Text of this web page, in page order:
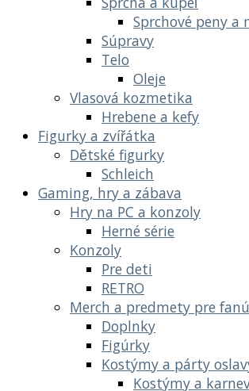
Sprchové peny a
Súpravy
Telo
Oleje
Vlasová kozmetika
Hrebene a kefy
Figurky a zvířátka
Dětské figurky
Schleich
Gaming, hry a zábava
Hry na PC a konzoly
Herné série
Konzoly
Pre deti
RETRO
Merch a predmety pre
Doplnky
Figúrky
Kostýmy a párty
Kostýmy a